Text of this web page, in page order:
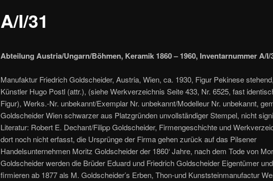
A/I/31
Abteilung Austria/Ungarn/Böhmen, Keramik 1860 – 1960, Inventarnummer A/I/
Manufaktur Friedrich Goldscheider, Austria, Wien, ca. 1930, Figur Pekinese stehend,
Künstler Hugo Postl (attr.), (siehe Werkverzeichnis Seite 433, Nr. 6525, fast
Figur), Werks.-Nr. unbekannt/Exemplar Nr. unbekannt/Modelleur Nr. unbekannt,
Goldscheider Wien schwarzer aus Platzgründen unvollständiger Stempel, nicht
Literatur: Robert E. Dechant/Filipp Goldscheider, Firmengeschichte und
dort noch nicht erfasst, die Ursprünge der Firma gehen zurück auf das Pilsener
Handelsunternehmen Moritz Goldscheider der 1860‘ Jahre, nach dem Tode von
Goldscheider werden die Brüder Eduard und Friedrich Goldscheider Eigentümer und
firmieren ab 1877 als M. Goldscheider’s Erben, Thon-und Kunststeinmanufactur